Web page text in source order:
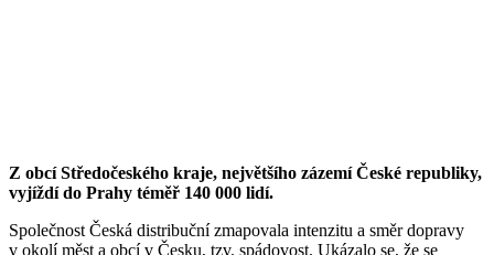
Z obcí Středočeského kraje, největšího zázemí České republiky,
vyjíždí do Prahy téměř 140 000 lidí.
Společnost Česká distribuční zmapovala intenzitu a směr dopravy
v okolí měst a obcí v Česku, tzv. spádovost. Ukázalo se, že se